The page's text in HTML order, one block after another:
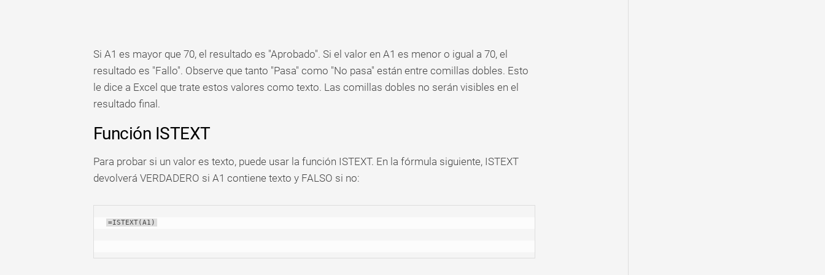
Si A1 es mayor que 70, el resultado es "Aprobado". Si el valor en A1 es menor o igual a 70, el
resultado es "Fallo". Observe que tanto "Pasa" como "No pasa" están entre comillas dobles. Esto
le dice a Excel que trate estos valores como texto. Las comillas dobles no serán visibles en el
resultado final.
Función ISTEXT
Para probar si un valor es texto, puede usar la función ISTEXT. En la fórmula siguiente, ISTEXT
devolverá VERDADERO si A1 contiene texto y FALSO si no:
=ISTEXT(A1)